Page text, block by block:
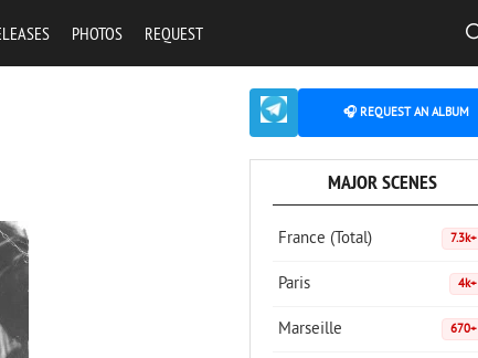
PHOTOS REQUEST
🎧 REQUEST AN ALBUM
MAJOR SCENES
France (Total) 7.3k+
Paris 4k+
Marseille 670+